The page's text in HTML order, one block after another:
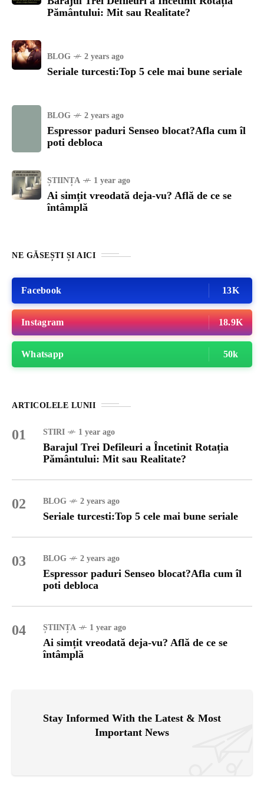
Pământului: Mit sau Realitate?
BLOG 2 years ago
Seriale turcesti:Top 5 cele mai bune seriale
BLOG 2 years ago
Espressor paduri Senseo blocat?Afla cum îl
poti debloca
ȘTIINȚA 1 year ago
Ai simțit vreodată deja-vu? Află de ce se
întâmplă
NE GĂSEȘTI ȘI AICI
Facebook 13K
Instagram 18.9K
Whatsapp 50k
ARTICOLELE LUNII
01 STIRI 1 year ago
Barajul Trei Defileuri a Încetinit Rotația
Pământului: Mit sau Realitate?
02 BLOG 2 years ago
Seriale turcesti:Top 5 cele mai bune seriale
03 BLOG 2 years ago
Espressor paduri Senseo blocat?Afla cum îl
poti debloca
04 ȘTIINȚA 1 year ago
Ai simțit vreodată deja-vu? Află de ce se
întâmplă
Stay Informed With the Latest & Most
Important News